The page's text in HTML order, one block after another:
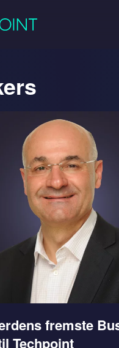
fremste
Techpoint